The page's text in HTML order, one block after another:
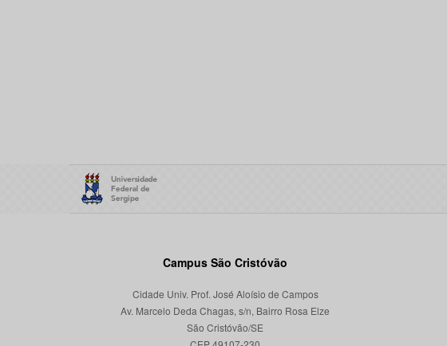
Campus São Cristóvão
Cidade Univ. Prof. José Aloísio de Campos
Av. Marcelo Deda Chagas, s/n, Bairro Rosa Elze
São Cristóvão/SE